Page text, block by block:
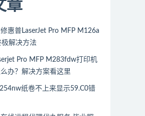
章
惠普LaserJet Pro MFP M126a
解决方法
Pro MFP M283fdw打印机
办？解决方案看这里
纸卷不上来显示59.C0错